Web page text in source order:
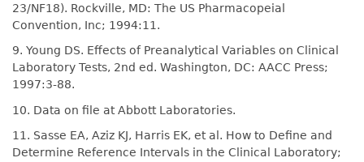
23/NF18). Rockville, MD: The US Pharmacopeial
Convention, Inc; 1994:11.
9. Young DS. Effects of Preanalytical Variables on Clinical
Laboratory Tests, 2nd ed. Washington, DC: AACC Press;
1997:3-88.
10. Data on file at Abbott Laboratories.
11. Sasse EA, Aziz KJ, Harris EK, et al. How to Define and
Determine Reference Intervals in the Clinical Laboratory;